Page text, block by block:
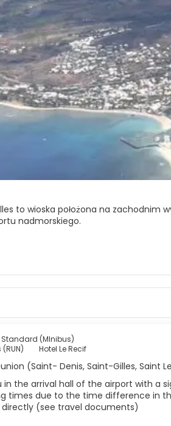
to wioska położona na zachodnim
nadmorskiego.
Standard (MInibus)
Hotel Le Recif
(Saint- Denis, Saint-Gilles, Saint
the arrival hall of the airport with a
times due to the time difference in
(see travel documents)